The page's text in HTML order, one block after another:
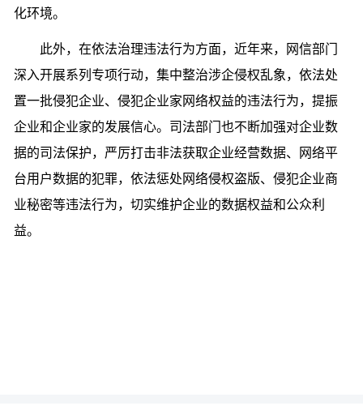
化环境。
此外，在依法治理违法行为方面，近年来，网信部门
深入开展系列专项行动，集中整治涉企侵权乱象，依法处
置一批侵犯企业、侵犯企业家网络权益的违法行为，提振
企业和企业家的发展信心。司法部门也不断加强对企业数
据的司法保护，严厉打击非法获取企业经营数据、网络平
台用户数据的犯罪，依法惩处网络侵权盗版、侵犯企业商
业秘密等违法行为，切实维护企业的数据权益和公众利
益。